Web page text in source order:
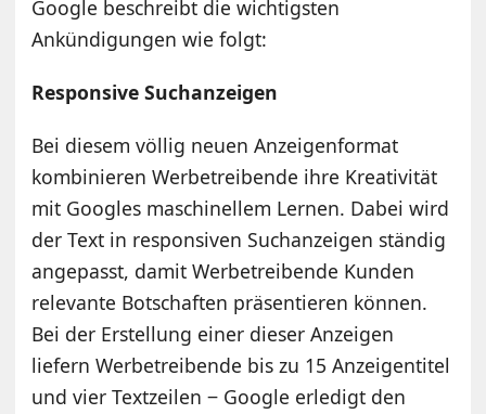
Google beschreibt die wichtigsten
Ankündigungen wie folgt:
Responsive Suchanzeigen
Bei diesem völlig neuen Anzeigenformat
kombinieren Werbetreibende ihre Kreativität
mit Googles maschinellem Lernen. Dabei wird
der Text in responsiven Suchanzeigen ständig
angepasst, damit Werbetreibende Kunden
relevante Botschaften präsentieren können.
Bei der Erstellung einer dieser Anzeigen
liefern Werbetreibende bis zu 15 Anzeigentitel
und vier Textzeilen ‒ Google erledigt den